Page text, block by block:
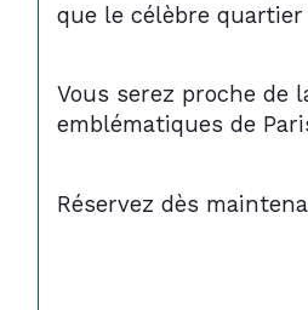
que le célèbre
Vous serez proche
emblématiques de
Réservez dès